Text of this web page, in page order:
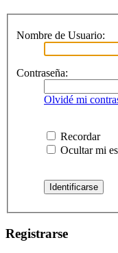
Nombre de Usuario:
Contraseña:
Olvidé mi
Recordar
Ocultar mi
Registrarse